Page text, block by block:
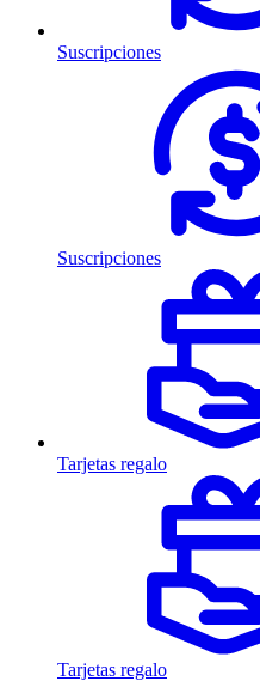
Suscripciones
Suscripciones
Tarjetas regalo
Tarjetas regalo